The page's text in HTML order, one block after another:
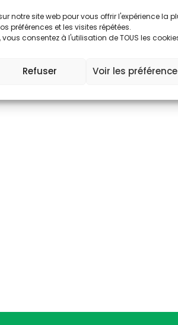
notre site web pour vous offrir l'expérience la
préférences et les visites répétées.
consentez à l'utilisation de TOUS les
Refuser Voir les